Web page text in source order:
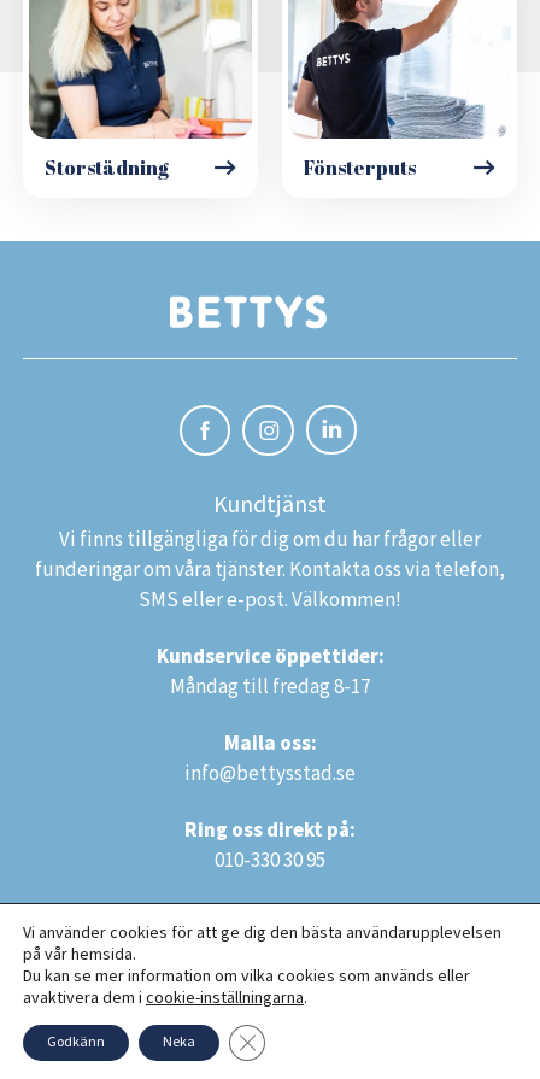
Storstädning Fönsterputs
Kundtjänst
Vi finns tillgängliga för dig om du har frågor eller
funderingar om våra tjänster. Kontakta oss via telefon,
SMS eller e-post. Välkommen!
Kundservice öppettider:
Måndag till fredag 8-17
Maila oss:
info@bettysstad.se
Ring oss direkt på:
010-330 30 95
Copyright © 2023 Bettys Städ AB. Alla rättigheter reserverade.
Vi använder cookies för att ge dig den bästa användarupplevelsen
på vår hemsida.
Du kan se mer information om vilka cookies som används eller
avaktivera dem i cookie-inställningarna.
Godkänn Neka Close GDPR Cookie Banner